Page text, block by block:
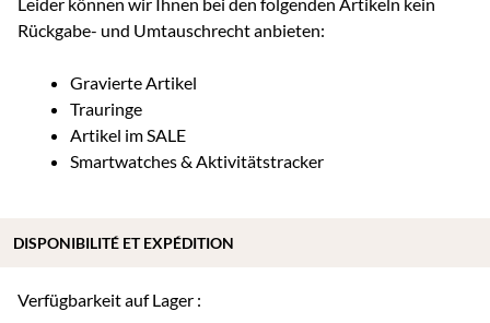
Leider können wir Ihnen bei den folgenden Artikeln kein
Rückgabe- und Umtauschrecht anbieten:
Gravierte Artikel
Trauringe
Artikel im SALE
Smartwatches & Aktivitätstracker
Verfügbarkeit auf Lager :
DISPONIBILITÉ ET EXPÉDITION